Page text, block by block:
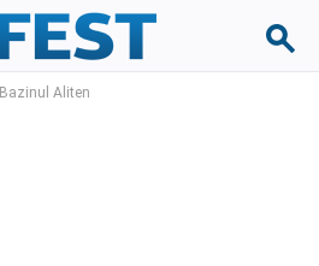
Bazinul Aliten